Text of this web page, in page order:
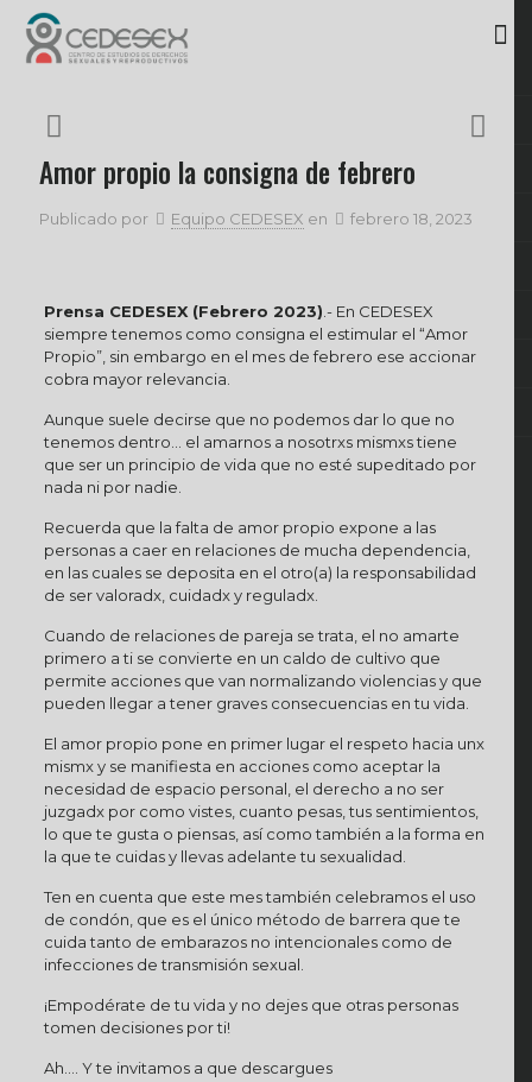
Amor propio la consigna de febrero
Publicado por Equipo CEDESEX en febrero 18, 2023
Prensa CEDESEX (Febrero 2023) .- En CEDESEX
siempre tenemos como consigna el estimular el “Amor
Propio”, sin embargo en el mes de febrero ese accionar
cobra mayor relevancia.
Aunque suele decirse que no podemos dar lo que no
tenemos dentro… el amarnos a nosotrxs mismxs tiene
que ser un principio de vida que no esté supeditado por
nada ni por nadie.
Recuerda que la falta de amor propio expone a las
personas a caer en relaciones de mucha dependencia,
en las cuales se deposita en el otro(a) la responsabilidad
de ser valoradx, cuidadx y reguladx.
Cuando de relaciones de pareja se trata, el no amarte
primero a ti se convierte en un caldo de cultivo que
permite acciones que van normalizando violencias y que
pueden llegar a tener graves consecuencias en tu vida.
El amor propio pone en primer lugar el respeto hacia unx
mismx y se manifiesta en acciones como aceptar la
necesidad de espacio personal, el derecho a no ser
juzgadx por como vistes, cuanto pesas, tus sentimientos,
lo que te gusta o piensas, así como también a la forma en
la que te cuidas y llevas adelante tu sexualidad.
Ten en cuenta que este mes también celebramos el uso
de condón, que es el único método de barrera que te
cuida tanto de embarazos no intencionales como de
infecciones de transmisión sexual.
¡Empodérate de tu vida y no dejes que otras personas
tomen decisiones por ti!
Ah…. Y te invitamos a que descargues